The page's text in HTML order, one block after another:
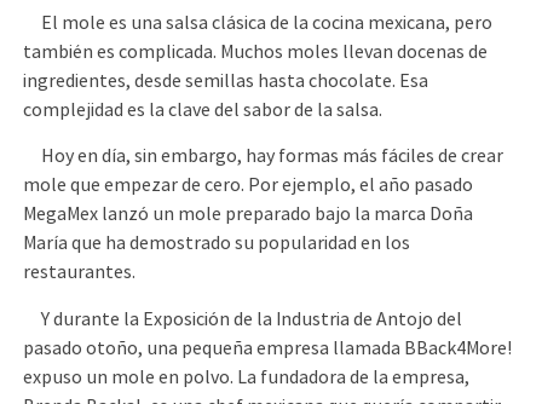
El mole es una salsa clásica de la cocina mexicana, pero
también es complicada. Muchos moles llevan docenas de
ingredientes, desde semillas hasta chocolate. Esa
complejidad es la clave del sabor de la salsa.
Hoy en día, sin embargo, hay formas más fáciles de crear
mole que empezar de cero. Por ejemplo, el año pasado
MegaMex lanzó un mole preparado bajo la marca Doña
María que ha demostrado su popularidad en los
restaurantes.
Y durante la Exposición de la Industria de Antojo del
pasado otoño, una pequeña empresa llamada BBack4More!
expuso un mole en polvo. La fundadora de la empresa,